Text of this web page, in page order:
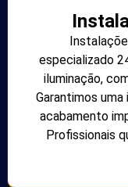
especializado
iluminação,
Garantimos
acabamento
Profissionais